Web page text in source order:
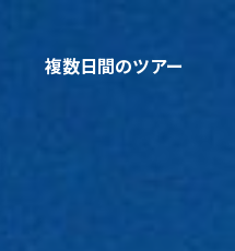
複数日間のツアー